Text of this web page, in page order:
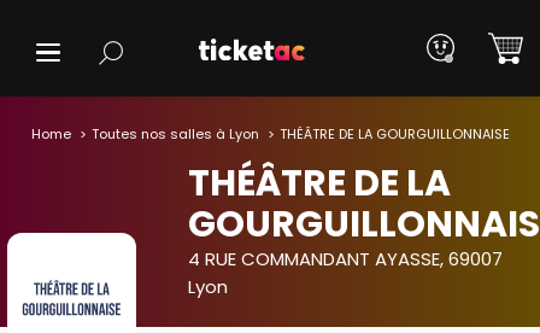
Home Toutes nos salles à Lyon THÉÂTRE DE LA GOURGUILLONNAISE
THÉÂTRE DE LA
4 RUE COMMANDANT AYASSE, 69007
Lyon